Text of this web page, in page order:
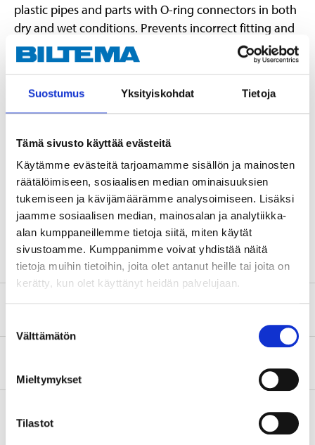
Suostumus Yksityiskohdat Tietoja
Tämä sivusto käyttää evästeitä
Käytämme evästeitä tarjoamamme sisällön ja mainosten
räätälöimiseen, sosiaalisen median ominaisuuksien
tukemiseen ja kävijämäärämme analysoimiseen. Lisäksi
jaamme sosiaalisen median, mainosalan ja analytiikka-
alan kumppaneillemme tietoja siitä, miten käytät
sivustoamme. Kumppanimme voivat yhdistää näitä
tietoja muihin tietoihin, joita olet antanut heille tai joita on
kerätty, kun olet käyttänyt heidän palvelujaan.
valinta
Välttämätön
Mieltymykset
Tilastot
plastic pipes and parts with O-ring connectors in both
dry and wet conditions. Prevents incorrect fitting and
reduces the risk of damage. Protects rubber parts
from drying out and simplifies future adjustment and
consistency that is comfortable to work with.
Weight 500 g
Frost-resistant down to -25
°C